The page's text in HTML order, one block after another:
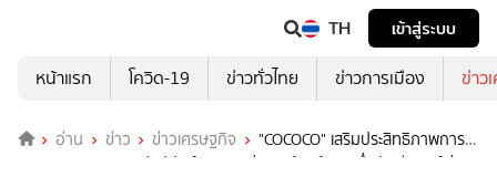
TH
เข้าสู่ระบบ
หน้าแรก
โควิด-19 ข่าวทั่วไทย ข่าวการเมือง ข่าว
อ่าน ข่าว ข่าวเศรษฐกิจ
"COCOCO" เสริมประสิทธิภาพการ
ผลิต บุกฐานผลิต "ฟิลิปปินส์" เจาะแหล่งมะพร้าวต้นทุนต่ำ รับดีมานด์พุ่ง